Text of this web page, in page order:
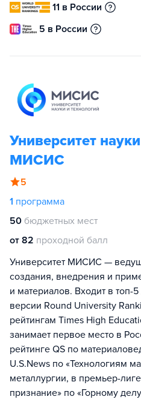
11 в России
5 в России
Университет
МИСИС
5
1 программа
50 бюджетных мест
от 82 проходной балл
Университет МИСИС —
создания, внедрения и
и материалов. Входит в топ-
версии Round University
рейтингам Times High
занимает первое место в
рейтинге QS по
U.S.News по «Технологиям
металлургии, в премьер-
признание» по «Горному